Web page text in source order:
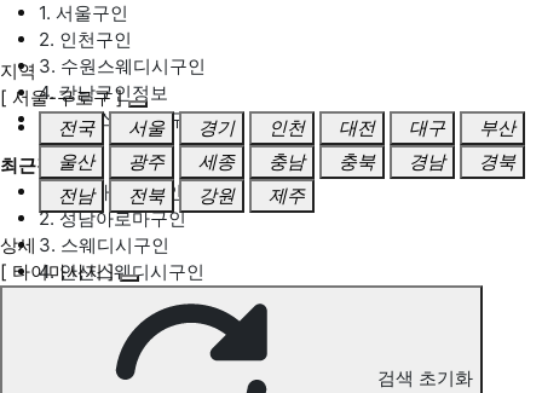
1. 서울구인
2. 인천구인
3. 수원스웨디시구인
4. 강남구인정보
5. 동탄스웨디시구인
최근검색어
1. 일산마사지구인
2. 성남아로마구인
3. 스웨디시구인
4. 안산스웨디시구인
구로 타이마사지 구인정보
지역
[ 서울-구로구 ]
전국
서울 경기 인천 대전 대구
부산
울산
광주 세종 충남 충북 경남
경북
전남
전북 강원 제주
상세
[ 타이마사지 ]
검색 초기화